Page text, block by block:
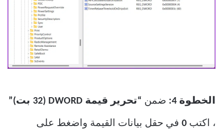
الخطوة 4: ضمن “تحرير قيمة DWORD (32 بت)”
، اكتب 0 في حقل بيانات القيمة واضغط على